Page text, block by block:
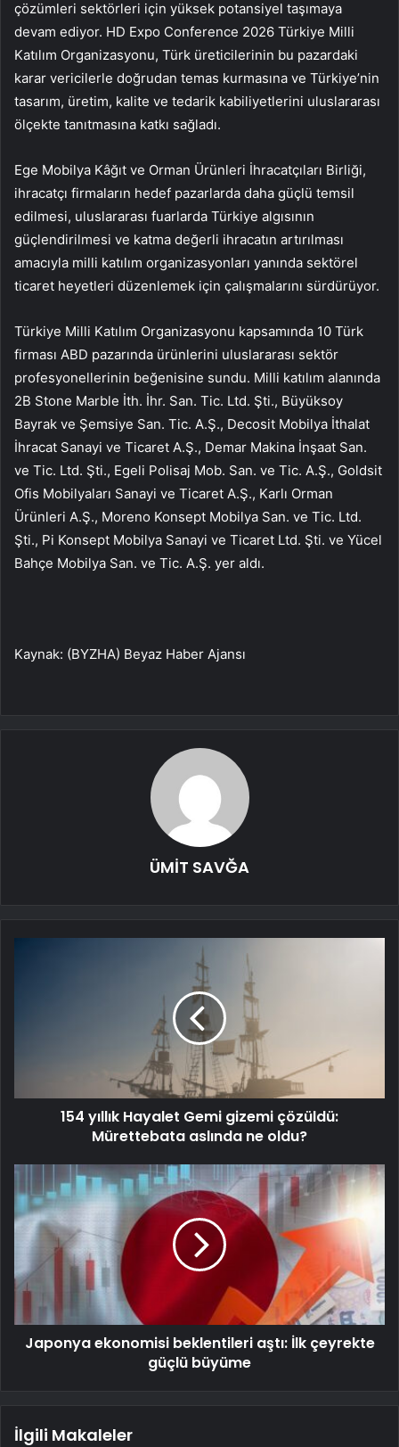
çözümleri sektörleri için yüksek potansiyel taşımaya
devam ediyor. HD Expo Conference 2026 Türkiye Milli
Katılım Organizasyonu, Türk üreticilerinin bu pazardaki
karar vericilerle doğrudan temas kurmasına ve Türkiye’nin
tasarım, üretim, kalite ve tedarik kabiliyetlerini uluslararası
ölçekte tanıtmasına katkı sağladı.
Ege Mobilya Kâğıt ve Orman Ürünleri İhracatçıları Birliği,
ihracatçı firmaların hedef pazarlarda daha güçlü temsil
edilmesi, uluslararası fuarlarda Türkiye algısının
güçlendirilmesi ve katma değerli ihracatın artırılması
amacıyla milli katılım organizasyonları yanında sektörel
ticaret heyetleri düzenlemek için çalışmalarını sürdürüyor.
Türkiye Milli Katılım Organizasyonu kapsamında 10 Türk
firması ABD pazarında ürünlerini uluslararası sektör
profesyonellerinin beğenisine sundu. Milli katılım alanında
2B Stone Marble İth. İhr. San. Tic. Ltd. Şti., Büyüksoy
Bayrak ve Şemsiye San. Tic. A.Ş., Decosit Mobilya İthalat
İhracat Sanayi ve Ticaret A.Ş., Demar Makina İnşaat San.
ve Tic. Ltd. Şti., Egeli Polisaj Mob. San. ve Tic. A.Ş., Goldsit
Ofis Mobilyaları Sanayi ve Ticaret A.Ş., Karlı Orman
Ürünleri A.Ş., Moreno Konsept Mobilya San. ve Tic. Ltd.
Şti., Pi Konsept Mobilya Sanayi ve Ticaret Ltd. Şti. ve Yücel
Bahçe Mobilya San. ve Tic. A.Ş. yer aldı.
Kaynak: (BYZHA) Beyaz Haber Ajansı
ÜMİT SAVĞA
154 yıllık Hayalet Gemi gizemi çözüldü:
Mürettebata aslında ne oldu?
Japonya ekonomisi beklentileri aştı: İlk çeyrekte
güçlü büyüme
İlgili Makaleler